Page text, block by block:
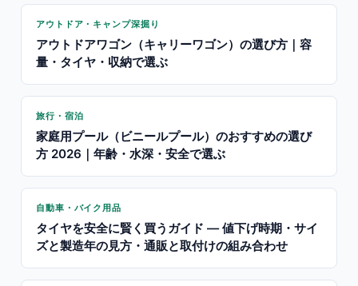
アウトドア・キャンプ深掘り
アウトドアワゴン（キャリーワゴン）の選び方｜容
量・タイヤ・収納で選ぶ
旅行・宿泊
家庭用プール（ビニールプール）のおすすめの選び
方 2026｜年齢・水深・安全で選ぶ
自動車・バイク用品
タイヤを安全に賢く買うガイド — 値下げ時期・サイ
ズと製造年の見方・通販と取付けの組み合わせ